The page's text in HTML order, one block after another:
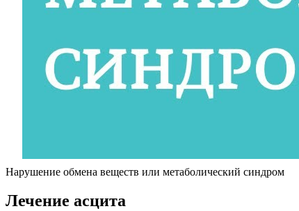
Нарушение обмена веществ или метаболический синдром
Лечение асцита